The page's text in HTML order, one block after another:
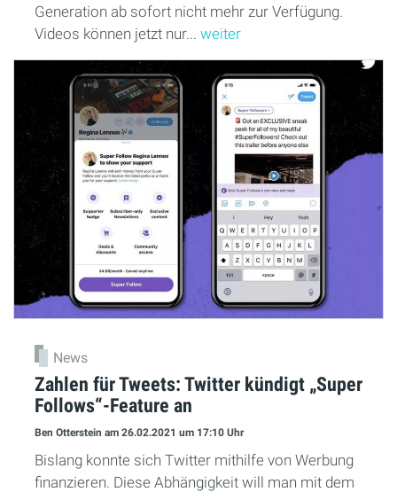
Generation ab sofort nicht mehr zur Verfügung.
Videos können jetzt nur... weiter
News
Zahlen für Tweets: Twitter kündigt „Super
Follows“-Feature an
Ben Otterstein am 26.02.2021 um 17:10 Uhr
Bislang konnte sich Twitter mithilfe von Werbung
finanzieren. Diese Abhängigkeit will man mit dem